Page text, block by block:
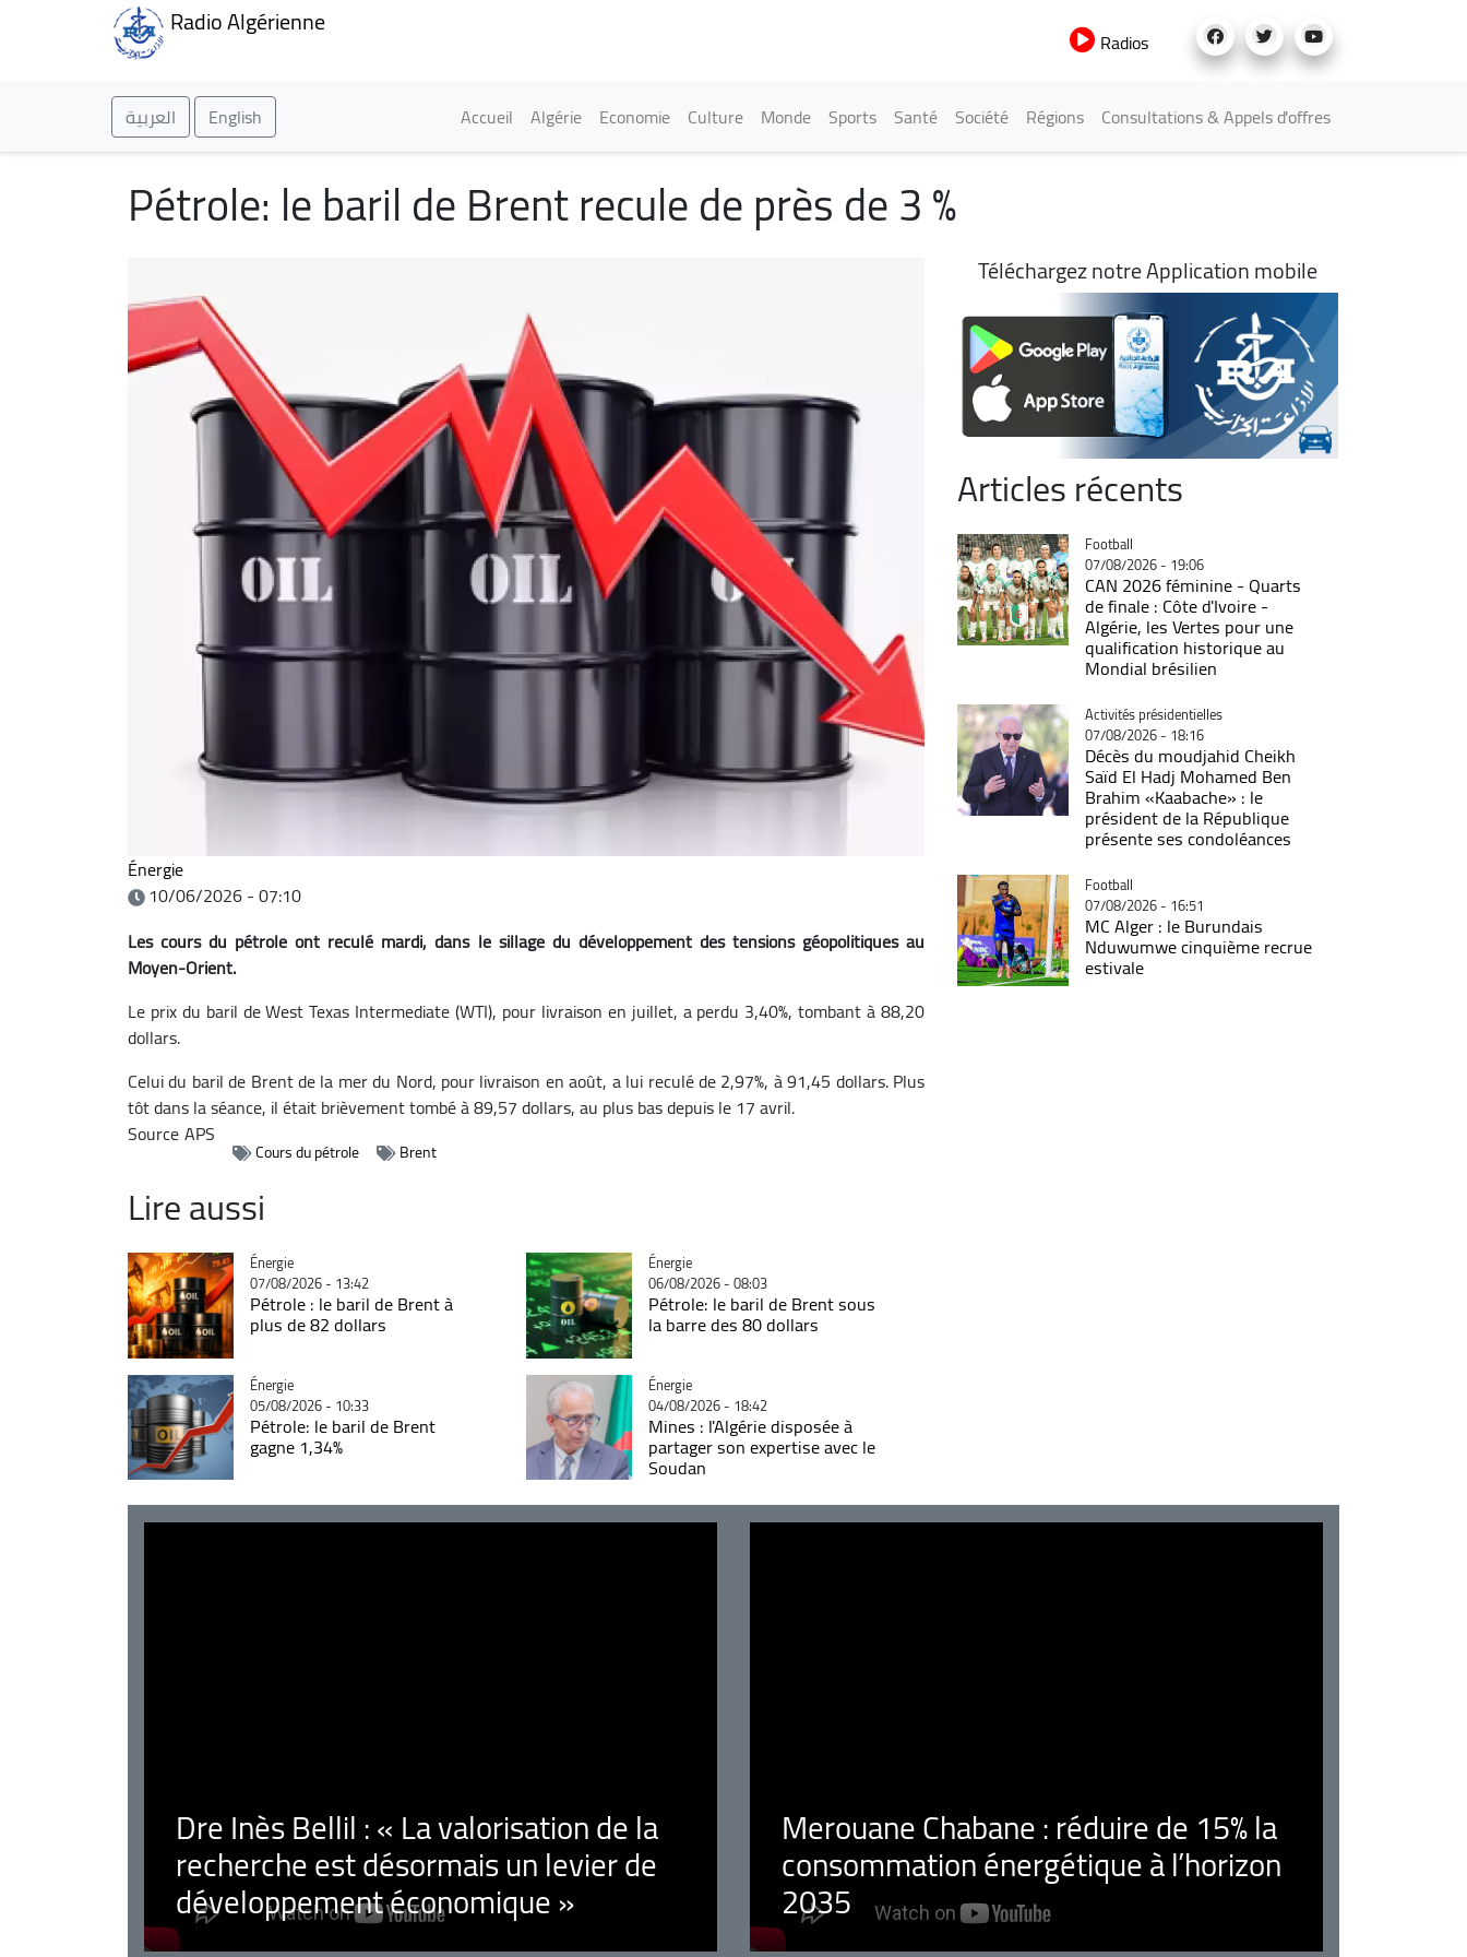
Radio Algérienne
Radios
العربية English Main navigation
Accueil Algérie Economie Culture Monde Sports Santé Société Régions Consultations & Appels d'offres
Pétrole: le baril de Brent recule de près de 3 %
Énergie
10/06/2026 - 07:10
Les cours du pétrole ont reculé mardi, dans le sillage du développement des tensions géopolitiques au
Moyen-Orient.
Le prix du baril de West Texas Intermediate (WTI), pour livraison en juillet, a perdu 3,40%, tombant à 88,20
dollars.
Celui du baril de Brent de la mer du Nord, pour livraison en août, a lui reculé de 2,97%, à 91,45 dollars. Plus
tôt dans la séance, il était brièvement tombé à 89,57 dollars, au plus bas depuis le 17 avril.
SourceAPS
Cours du pétrole Brent
Lire aussi
Catégorie
Énergie
07/08/2026 - 13:42
Pétrole : le baril de Brent à
plus de 82 dollars
Catégorie
Énergie
06/08/2026 - 08:03
Pétrole: le baril de Brent sous
la barre des 80 dollars
Catégorie
Énergie
05/08/2026 - 10:33
Pétrole: le baril de Brent
gagne 1,34%
Catégorie
Énergie
04/08/2026 - 18:42
Mines : l'Algérie disposée à
partager son expertise avec le
Soudan
Téléchargez notre Application mobile
Articles récents
Catégorie
Football
07/08/2026 - 19:06
CAN 2026 féminine - Quarts
de finale : Côte d'Ivoire -
Algérie, les Vertes pour une
qualification historique au
Mondial brésilien
Catégorie
Activités présidentielles
07/08/2026 - 18:16
Décès du moudjahid Cheikh
Saïd El Hadj Mohamed Ben
Brahim «Kaabache» : le
président de la République
présente ses condoléances
Catégorie
Football
07/08/2026 - 16:51
MC Alger : le Burundais
Nduwumwe cinquième recrue
estivale
Dre Inès Bellil : « La valorisation de la
recherche est désormais un levier de
développement économique »
Merouane Chabane : réduire de 15% la
consommation énergétique à l’horizon
2035